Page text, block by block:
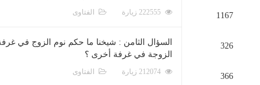
1167
326
366
الفتاوى
السؤال الثامن : شيخنا ما حكم نوم الزوج في
الزوجة في غرفة أخرى ؟
الفتاوى